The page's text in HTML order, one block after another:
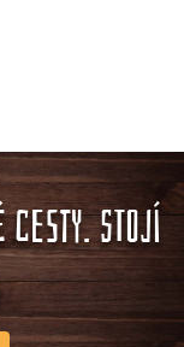
CESTY. STOJÍ